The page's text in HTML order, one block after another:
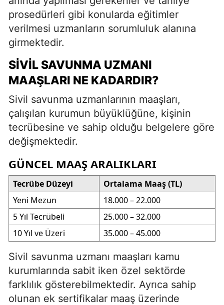
prosedürleri gibi konularda eğitimler
verilmesi uzmanların sorumluluk alanına
girmektedir.
SIVIL SAVUNMA UZMANI
MAAŞLARI NE KADARDIR?
Sivil savunma uzmanlarının maaşları,
çalışılan kurumun büyüklüğüne, kişinin
tecrübesine ve sahip olduğu belgelere göre
değişmektedir.
GÜNCEL MAAŞ ARALIKLARI
Tecrübe Düzeyi
Ortalama Maaş (TL)
Yeni Mezun
18.000 – 22.000
5 Yıl Tecrübeli
25.000 – 32.000
10 Yıl ve Üzeri
35.000 – 45.000
Sivil savunma uzmanı maaşları kamu
kurumlarında sabit iken özel sektörde
farklılık gösterebilmektedir. Ayrıca sahip
olunan ek sertifikalar maaş üzerinde